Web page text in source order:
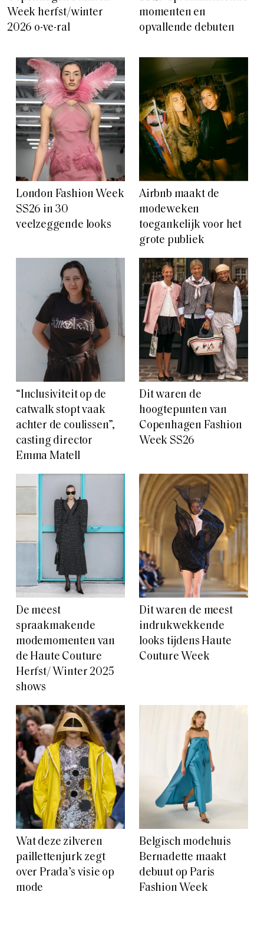
Week herfst/winter
2026 o-ve-ral
momenten en
opvallende debuten
London Fashion Week
SS26 in 30
veelzeggende looks
Airbnb maakt de
modeweken
toegankelijk voor het
grote publiek
“Inclusiviteit op de
catwalk stopt vaak
achter de coulissen”,
casting director
Emma Matell
Dit waren de
hoogtepunten van
Copenhagen Fashion
Week SS26
De meest
spraakmakende
modemomenten van
de Haute Couture
Herfst/ Winter 2025
shows
Dit waren de meest
indrukwekkende
looks tijdens Haute
Couture Week
Wat deze zilveren
paillettenjurk zegt
over Prada’s visie op
mode
Belgisch modehuis
Bernadette maakt
debuut op Paris
Fashion Week